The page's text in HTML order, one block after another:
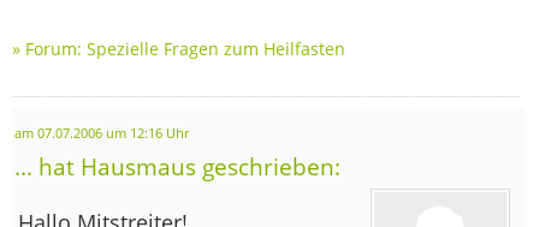
» Forum: Spezielle Fragen zum Heilfasten
am 07.07.2006 um 12:16 Uhr
... hat Hausmaus geschrieben: